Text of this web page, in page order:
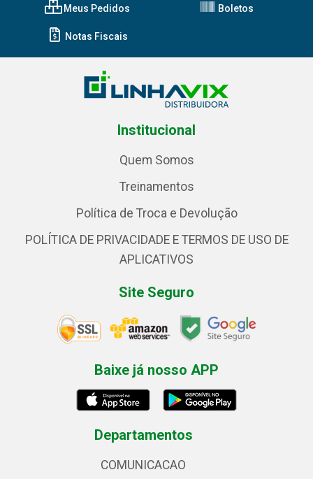
Meus Pedidos Boletos
Notas Fiscais
Institucional
Quem Somos
Treinamentos
Política de Troca e Devolução
POLÍTICA DE PRIVACIDADE E TERMOS DE USO DE
APLICATIVOS
Site Seguro
Baixe já nosso APP
Departamentos
COMUNICACAO